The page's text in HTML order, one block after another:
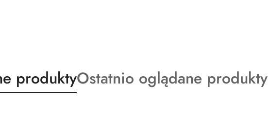
produktyProdukty
o
Ostatnio oglądane produkty